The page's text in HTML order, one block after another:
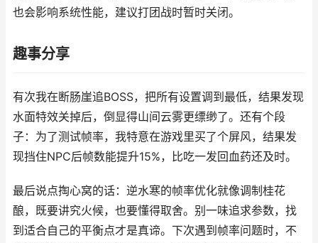
也会影响系统性能，建议打团战时暂时关闭。
趣事分享
有次我在断肠崖追BOSS，把所有设置调到最低，结果发现
水面特效关掉后，倒显得山间云雾更缥缈了。还有个段
子：为了测试帧率，我特意在游戏里买了个屏风，结果发
现挡住NPC后帧数能提升15%，比吃一发回血药还及时。
最后说点掏心窝的话：逆水寒的帧率优化就像调制桂花
酿，既要讲究火候，也要懂得取舍。别一味追求参数，找
到适合自己的平衡点才是真谛。下次遇到帧率问题时，不